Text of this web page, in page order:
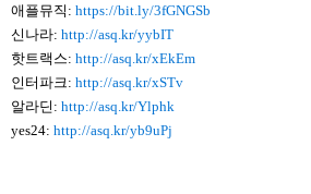
애플뮤직: https://bit.ly/3fGNGSb
신나라: http://asq.kr/yybIT
핫트랙스: http://asq.kr/xEkEm
인터파크: http://asq.kr/xSTv
알라딘: http://asq.kr/Ylphk
yes24: http://asq.kr/yb9uPj